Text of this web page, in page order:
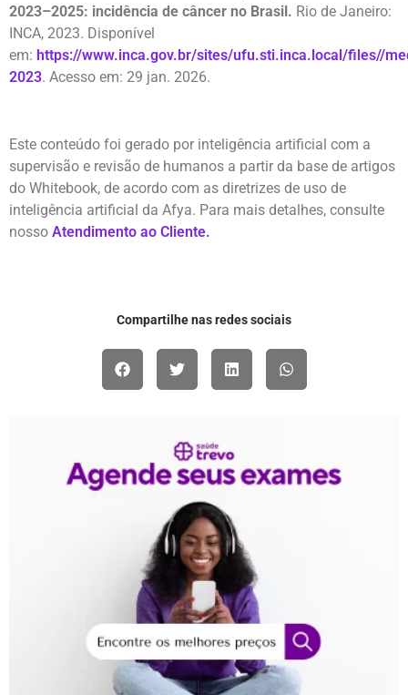
2023–2025: incidência de câncer no Brasil. Rio de Janeiro:
INCA, 2023. Disponível
em: https://www.inca.gov.br/sites/ufu.sti.inca.local/files//
2023. Acesso em: 29 jan. 2026.
Este conteúdo foi gerado por inteligência artificial com a
supervisão e revisão de humanos a partir da base de artigos
do Whitebook, de acordo com as diretrizes de uso de
inteligência artificial da Afya. Para mais detalhes, consulte
nosso Atendimento ao Cliente.
Compartilhe nas redes sociais